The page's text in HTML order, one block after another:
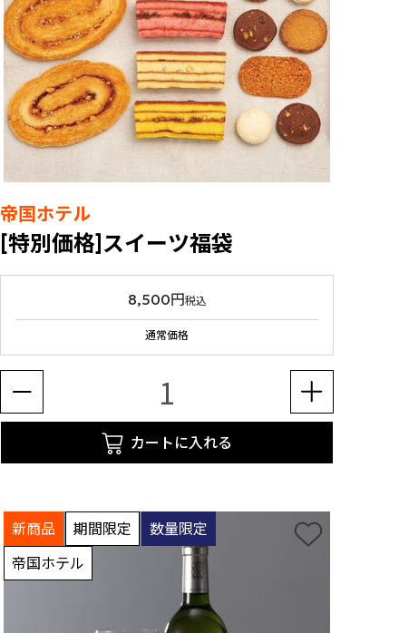
帝国ホテル
[特別価格]スイーツ福袋
8,500円税込
通常価格
カートに入れる
新商品 期間限定
数量限定
帝国ホテル